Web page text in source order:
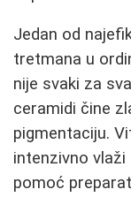
Jedan od
tretmana u
nije svaki za
ceramidi čine
pigmentaciju.
intenzivno
pomoć